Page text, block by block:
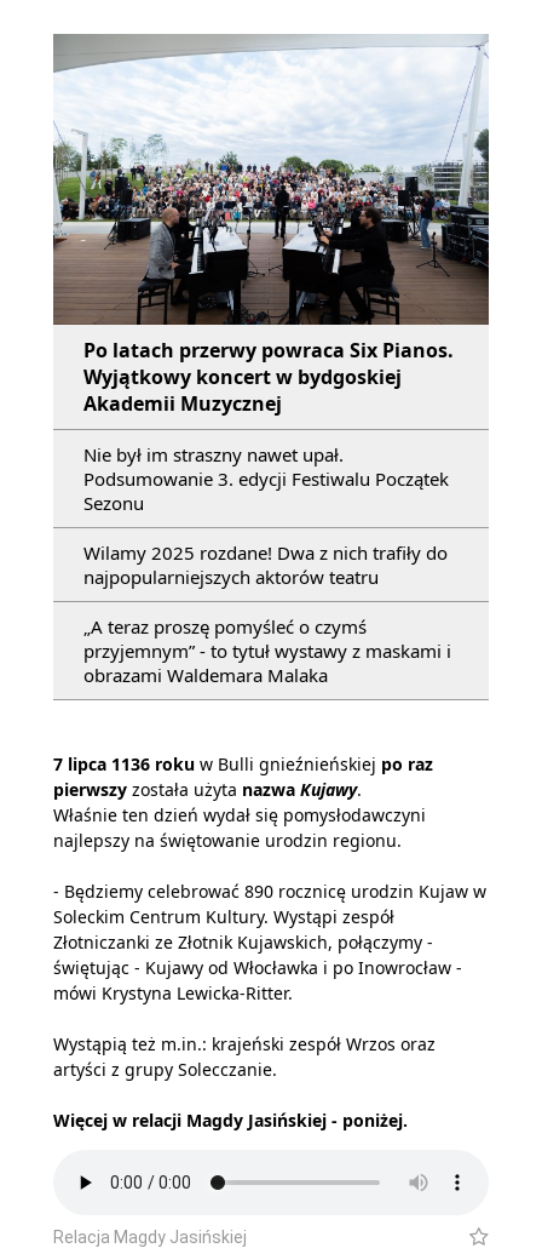
Po latach przerwy powraca Six Pianos.
Wyjątkowy koncert w bydgoskiej
Akademii Muzycznej
Nie był im straszny nawet upał.
Podsumowanie 3. edycji Festiwalu Początek
Sezonu
Wilamy 2025 rozdane! Dwa z nich trafiły do
najpopularniejszych aktorów teatru
„A teraz proszę pomyśleć o czymś
przyjemnym” - to tytuł wystawy z maskami i
obrazami Waldemara Malaka
7 lipca 1136 roku w Bulli gnieźnieńskiej po raz
pierwszy została użyta nazwa Kujawy.
Właśnie ten dzień wydał się pomysłodawczyni
najlepszy na świętowanie urodzin regionu.
- Będziemy celebrować 890 rocznicę urodzin Kujaw w
Soleckim Centrum Kultury. Wystąpi zespół
Złotniczanki ze Złotnik Kujawskich, połączymy -
świętując - Kujawy od Włocławka i po Inowrocław -
mówi Krystyna Lewicka-Ritter.
Wystąpią też m.in.: krajeński zespół Wrzos oraz
artyści z grupy Solecczanie.
Więcej w relacji Magdy Jasińskiej - poniżej.
Relacja Magdy Jasińskiej